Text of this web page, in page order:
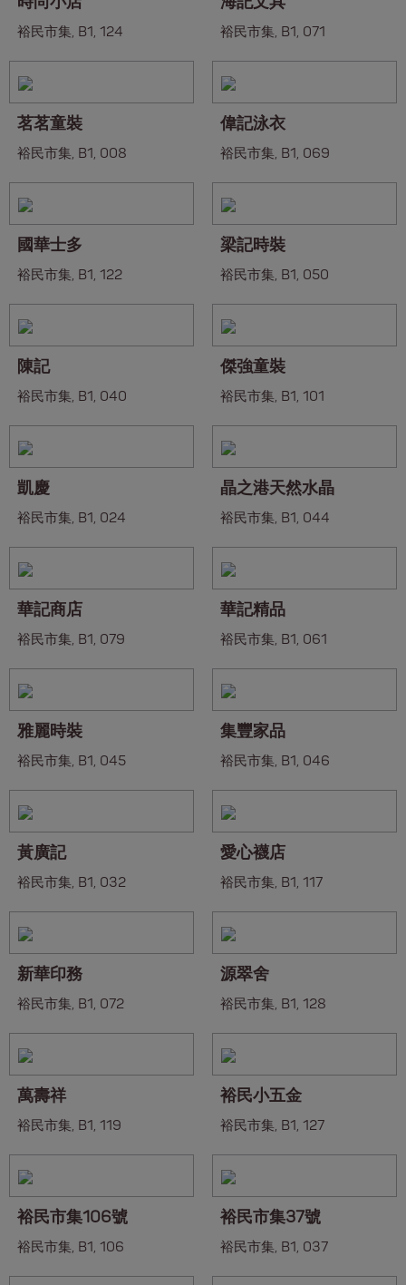
裕民市集, B1, 124 裕民市集, B1, 071
茗茗童裝
裕民市集, B1, 008
偉記泳衣
裕民市集, B1, 069
國華士多
裕民市集, B1, 122
梁記時裝
裕民市集, B1, 050
陳記
裕民市集, B1, 040
傑強童裝
裕民市集, B1, 101
凱慶
裕民市集, B1, 024
晶之港天然水晶
裕民市集, B1, 044
華記商店
裕民市集, B1, 079
華記精品
裕民市集, B1, 061
雅麗時裝
裕民市集, B1, 045
集豐家品
裕民市集, B1, 046
黃廣記
裕民市集, B1, 032
愛心襪店
裕民市集, B1, 117
新華印務
裕民市集, B1, 072
源翠舍
裕民市集, B1, 128
萬壽祥
裕民市集, B1, 119
裕民小五金
裕民市集, B1, 127
裕民市集106號
裕民市集, B1, 106
裕民市集37號
裕民市集, B1, 037